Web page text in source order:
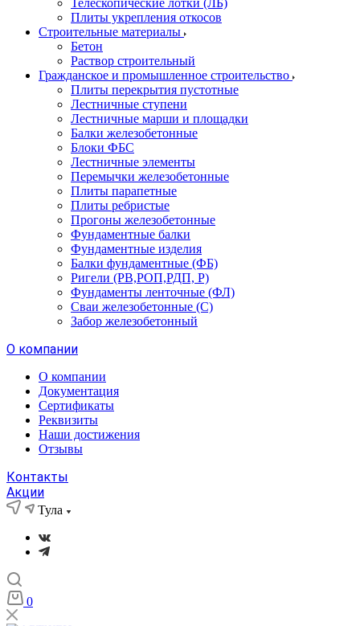
Телескопические лотки (ЛБ)
Плиты укрепления откосов
Строительные материалы
Бетон
Раствор строительный
Гражданское и промышленное строительство
Плиты перекрытия пустотные
Лестничные ступени
Лестничные марши и площадки
Балки железобетонные
Блоки ФБС
Лестничные элементы
Перемычки железобетонные
Плиты парапетные
Плиты ребристые
Прогоны железобетонные
Фундаментные балки
Фундаментные изделия
Балки фундаментные (ФБ)
Ригели (РВ,РОП,РДП, Р)
Фундаменты ленточные (ФЛ)
Сваи железобетонные (С)
Забор железобетонный
О компании
О компании
Документация
Сертификаты
Реквизиты
Наши достижения
Отзывы
Контакты
Акции
Тула
0